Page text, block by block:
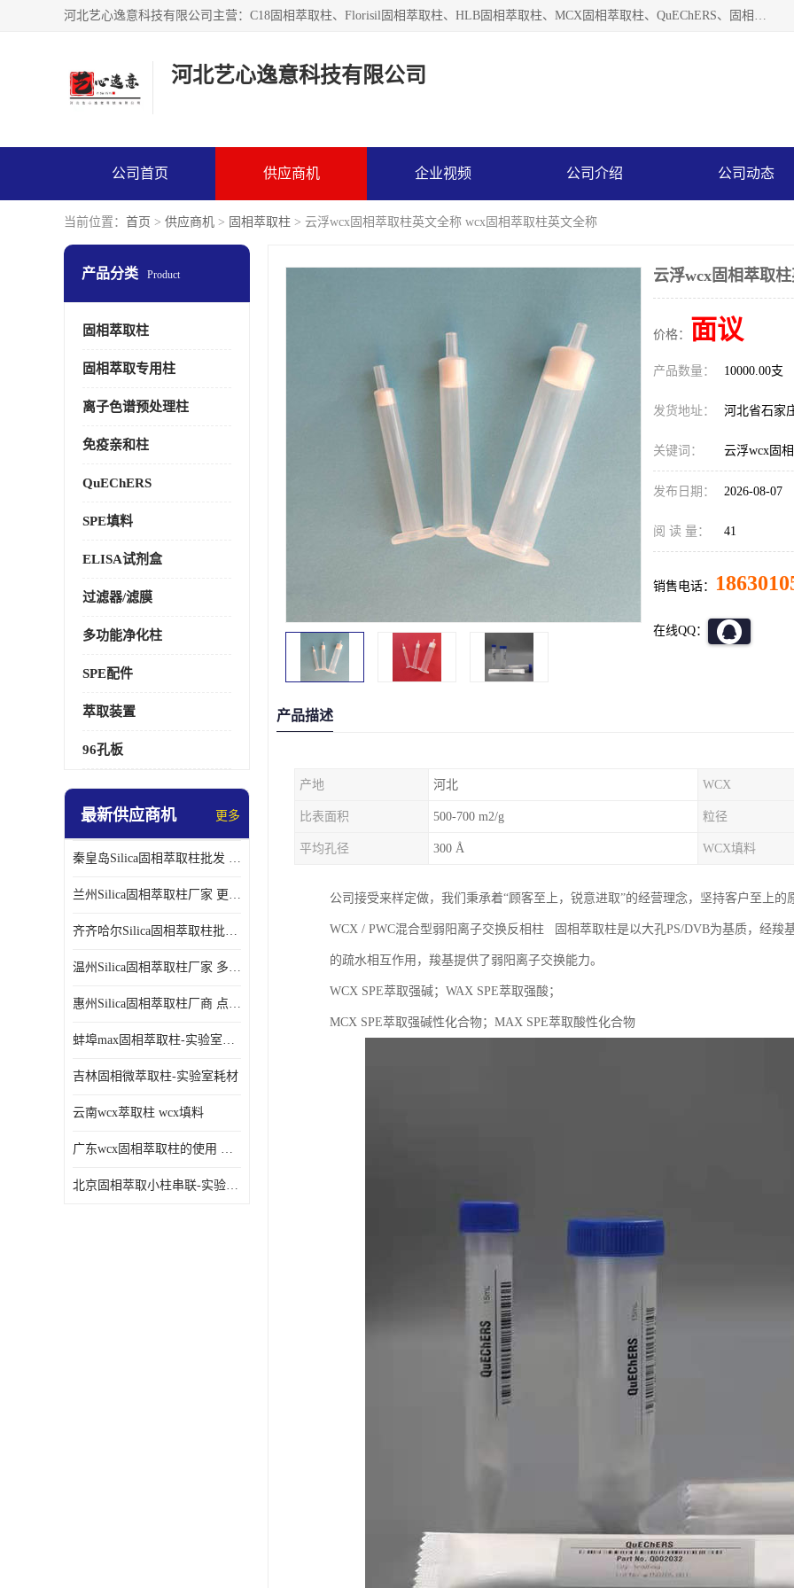
河北艺心逸意科技有限公司主营：C18固相萃取柱、Florisil固相萃取柱、HLB固相萃取柱、MCX固相萃取柱、QuEChERS、固相萃取空柱、针式过滤器 、固相萃取柱、黄曲霉毒素亲和柱。全国咨询热线：18630105913。河北艺心逸意科技有限公司接受来样定做，我们秉承着“顾客至上，锐意进取”的经营理念，坚持客户至上的原则为广大客户提供优质的服务，欢迎广大客户惠顾！免费咨询！
河北艺心逸意科技有限公司
公司首页 供应商机 企业视频 公司介绍 公司动态
当前位置： 首页 > 供应商机 > 固相萃取柱 > 云浮wcx固相萃取柱英文全称 wcx固相萃取柱英文全称
产品分类 Product
固相萃取柱
固相萃取专用柱
离子色谱预处理柱
免疫亲和柱
QuEChERS
SPE填料
ELISA试剂盒
过滤器/滤膜
多功能净化柱
SPE配件
萃取装置
96孔板
最新供应商机 更多
秦皇岛Silica固相萃取柱批发 更多请咨询
兰州Silica固相萃取柱厂家 更多请咨询
齐齐哈尔Silica固相萃取柱批发 更多请咨询
温州Silica固相萃取柱厂家 多种规格
惠州Silica固相萃取柱厂商 点击查询更多
蚌埠max固相萃取柱-实验室耗材
吉林固相微萃取柱-实验室耗材
云南wcx萃取柱 wcx填料
广东wcx固相萃取柱的使用 wcx固相萃取柱通用流程
北京固相萃取小柱串联-实验室耗材
云浮wcx固相萃取
价格： 面议
产品数量： 10000.00支
发货地址： 河北省石家
关键词： 云浮wcx固
发布日期： 2026-08-07
阅 读 量： 41
销售电话：
在线QQ：
产品描述
产地 河北 WCX
比表面积 500-700 m2/g 粒径
平均孔径 300 Å WCX填料
公司接受来样定做，我们秉承着“顾客至上，锐意进取”的经营理念，坚持客户至上
WCX / PWC混合型弱阳离子交换反相柱 固相萃取柱是以大孔PS/DVB为基质，经羧
的疏水相互作用，羧基提供了弱阳离子交换能力。
WCX SPE萃取强碱；WAX SPE萃取强酸；
MCX SPE萃取强碱性化合物；MAX SPE萃取酸性化合物